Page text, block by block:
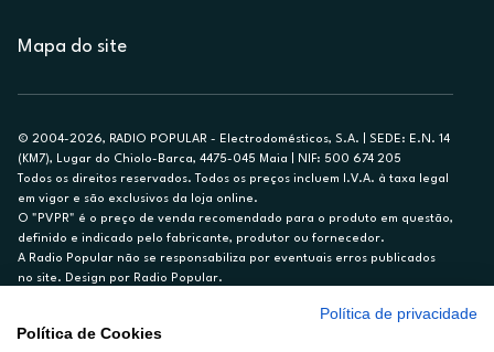
Mapa do site
© 2004-2026, RADIO POPULAR - Electrodomésticos, S.A. | SEDE: E.N. 14
(KM7), Lugar do Chiolo-Barca, 4475-045 Maia | NIF: 500 674 205
Todos os direitos reservados. Todos os preços incluem I.V.A. à taxa legal
em vigor e são exclusivos da loja online.
O "PVPR" é o preço de venda recomendado para o produto em questão,
definido e indicado pelo fabricante, produtor ou fornecedor.
A Radio Popular não se responsabiliza por eventuais erros publicados
no site. Design por Radio Popular.
Ex. para limite de crédito de €1.500, reembolsado em 12 meses, TAN
Política de privacidade
Política de Cookies